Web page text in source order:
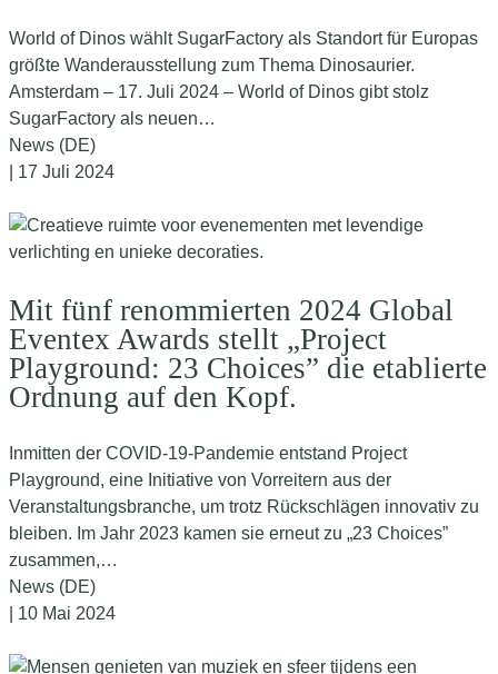
World of Dinos wählt SugarFactory als Standort für Europas
größte Wanderausstellung zum Thema Dinosaurier.
Amsterdam – 17. Juli 2024 – World of Dinos gibt stolz
SugarFactory als neuen…
News (DE)
| 17 Juli 2024
Mit fünf renommierten 2024 Global
Eventex Awards stellt „Project
Playground: 23 Choices” die etablierte
Ordnung auf den Kopf.
Inmitten der COVID-19-Pandemie entstand Project
Playground, eine Initiative von Vorreitern aus der
Veranstaltungsbranche, um trotz Rückschlägen innovativ zu
bleiben. Im Jahr 2023 kamen sie erneut zu „23 Choices”
zusammen,…
News (DE)
| 10 Mai 2024